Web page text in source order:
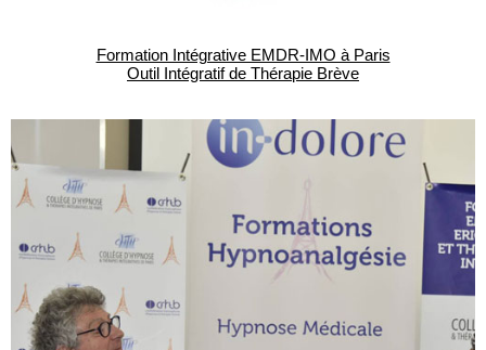
Formation Intégrative EMDR-IMO à Paris
Outil Intégratif de Thérapie Brève